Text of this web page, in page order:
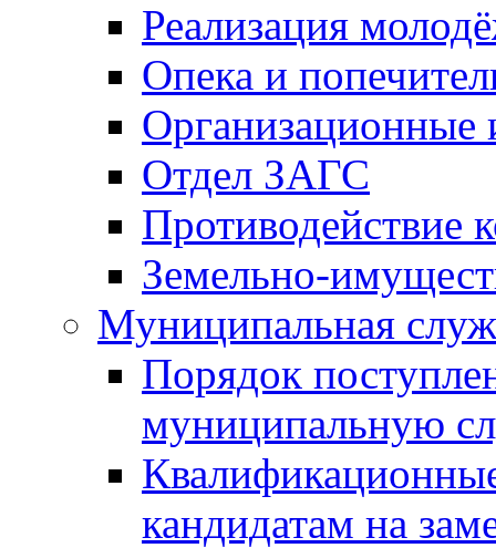
Реализация
Опека и
Отдел ЗАГС
Противодействие
Земельно-
Муниципальная
Порядок
муниципальную
кандидатам на